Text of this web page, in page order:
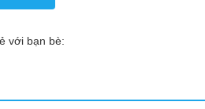
với bạn bè: